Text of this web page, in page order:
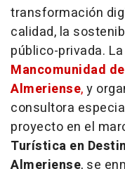
transformación
calidad, la
público-privada.
Mancomunidad
Almeriense,y
consultora
proyecto en el
Turística en
Almeriense, se